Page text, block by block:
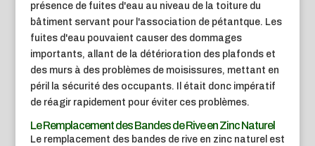
présence de fuites d'eau au niveau de la toiture du
bâtiment servant pour l'association de pétantque. Les
fuites d'eau pouvaient causer des dommages
importants, allant de la détérioration des plafonds et
des murs à des problèmes de moisissures, mettant en
péril la sécurité des occupants. Il était donc impératif
de réagir rapidement pour éviter ces problèmes.
Le Remplacement des Bandes de Rive en Zinc Naturel
Le remplacement des bandes de rive en zinc naturel est